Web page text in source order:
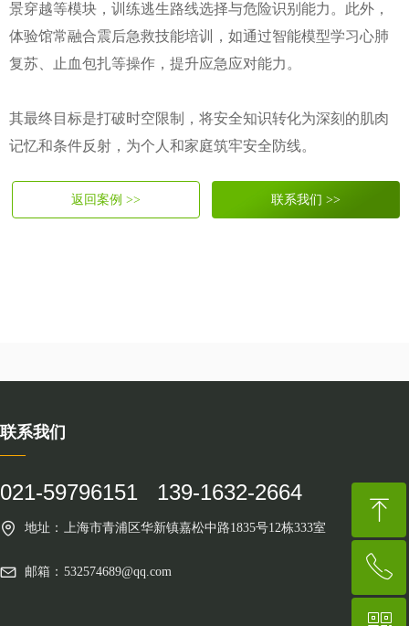
返回案例 >> 联系我们 >>
景穿越等模块，训练逃生路线选择与危险识别能力。此外，
体验馆常融合震后急救技能培训，如通过智能模型学习心肺
复苏、止血包扎等操作，提升应急应对能力。
其最终目标是打破时空限制，将安全知识转化为深刻的肌肉
记忆和条件反射，为个人和家庭筑牢安全防线。
联系我们
——
021-59796151 139-1632-2664
地址： 上海市青浦区华新镇嘉松中路1835号12栋333室
邮箱： 532574689@qq.com
ꁸ
回到顶部
ꂅ
021-59796151